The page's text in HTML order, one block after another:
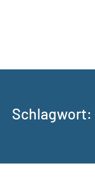
Schlagwort: